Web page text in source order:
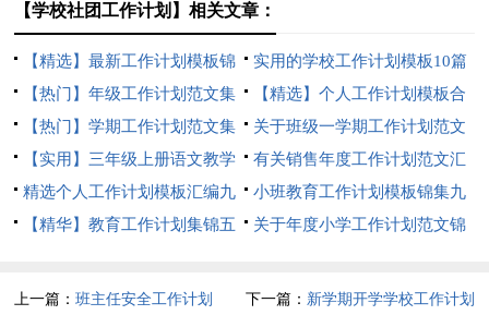
【学校社团工作计划】相关文章：
【精选】最新工作计划模板锦
集八篇
实用的学校工作计划模板10篇
【热门】年级工作计划范文集
合八篇
【精选】个人工作计划模板合
集7篇
【热门】学期工作计划范文集
锦8篇
关于班级一学期工作计划范文
锦集九篇
【实用】三年级上册语文教学
工作计划3篇
有关销售年度工作计划范文汇
总九篇
精选个人工作计划模板汇编九
篇
小班教育工作计划模板锦集九
篇
【精华】教育工作计划集锦五
关于年度小学工作计划范文锦
上一篇：班主任安全工作计划 下一篇： 新学期开学学校工作计划